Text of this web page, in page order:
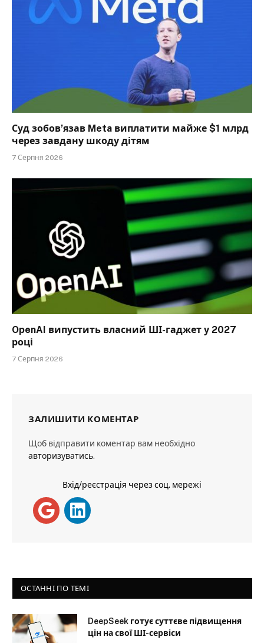
Суд зобов’язав Meta виплатити майже $1 млрд
через завдану шкоду дітям
7 Серпня 2026
OpenAI випустить власний ШІ-гаджет у 2027
році
7 Серпня 2026
ЗАЛИШИТИ КОМЕНТАР
Щоб відправити коментар вам необхідно
авторизуватись.
Вхід/реєстрація через соц. мережі
ОСТАННІ ПО ТЕМІ
DeepSeek готує суттєве підвищення
цін на свої ШІ-сервіси